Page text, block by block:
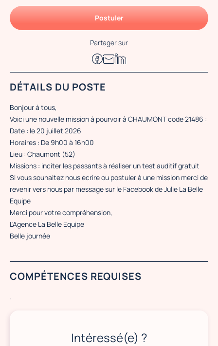
Postuler
Partager sur
DÉTAILS DU POSTE
Bonjour à tous,
Voici une nouvelle mission à pourvoir à CHAUMONT code 21486 :
Date : le 20 juillet 2026
Horaires : De 9h00 à 16h00
Lieu : Chaumont (52)
Missions : inciter les passants à réaliser un test auditif gratuit
Si vous souhaitez nous écrire ou postuler à une mission merci de
revenir vers nous par message sur le Facebook de Julie La Belle
Equipe
Merci pour votre compréhension,
L'Agence La Belle Equipe
Belle journée
COMPÉTENCES REQUISES
.
Intéressé(e) ?